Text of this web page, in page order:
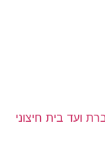
ועד בית חיצוני